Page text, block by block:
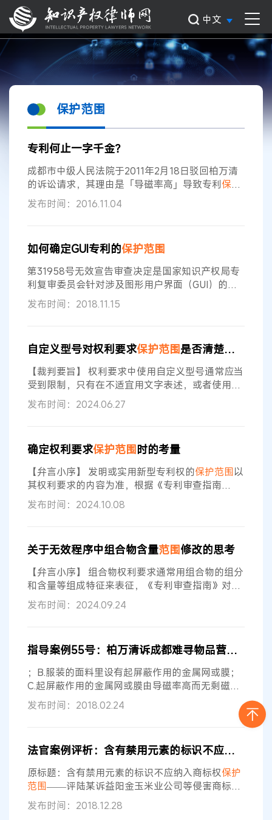
中文
保护范围
专利何止一字千金？
成都市中级人民法院于2011年2月18日驳回柏万清
的诉讼请求，其理由是「导磁率高」导致专利保护
范围不清楚。宣判后，柏万清提起上诉。四川省高
级人民法院于2011年10月24日驳回柏万清上诉，维
请，理由还是「导磁率高」导致专利
楚。 在最高人民法院第11批第55号指导案例的解释
中，最高人民法院确立了
发布时间：2016.11.04
如何确定GUI专利的保护范围
第31958号无效宣告审查决定是国家知识产权局专
利复审委员会针对涉及图形用户界面（GUI）的外
观设计专利作出的首例无效宣告审查决定，该案主
要涉及两个争议焦点，一是不同版本应用软件公开
中的常见及疑难问题，该案中主要体现在如何结合
举证情况，综合分析应用软件标注日期的应有之
义；对于后者，与常见的实体产品外观设计
发布时间：2018.11.15
自定义型号对权利要求保护范围是否清楚的影响
【裁判要旨】 权利要求中使用自定义型号通常应当
受到限制，只有在不适宜用文字表述，或者使用自
定义型号比使用文字表述更加清楚、简要的情况下
才应允许使用，且该型号的特定含义必须能够从权
【关键词】 行政 发明专利申请驳回复审 权利要求
保护范围 清楚 自定义型号 【基本案情】 李某飞系
申请号
发布时间：2024.06.27
确定权利要求保护范围时的考量
【弁言小序】 发明或实用新型专利权的保护范围以
其权利要求的内容为准，根据《专利审查指南
（2023）》（下称审查指南）实质审查部分中规
定，权利要求的 保护范围
下，如果说明书中指明了某词具有特定的含义，并
且使用了该词的权利要求的保护范围由于说明书中
对该词的说明而被限定得足够清楚，这种情况也是
允许
发布时间：2024.10.08
关于无效程序中组合物含量范围修改的思考
【弁言小序】 组合物权利要求通常用组合物的组分
和含量等组成特征来表征，《专利审查指南》对组
合物权利要求中组分和含量的限定作出明确规定，
若违反该规定则权利要求
求的修改时机和方式具有严格的限制，不仅应当符
合专利法第三十三条和专利法实施细则第七十三条
的规定，还应当满足《专利审查指南》中对无效阶
段
发布时间：2024.09.24
指导案例55号：柏万清诉成都难寻物品营销服务中心等侵害实用新型专利权纠纷案
；B.服装的面料里设有起屏蔽作用的金属网或膜；
C.起屏蔽作用的金属网或膜由导磁率高而无剩磁的
金属细丝或者金属粉末构成。该专利说明书载明，
该专利的目的是提供一种成本低、
宽和效
果好的防电磁污染服。其特征在于所述服装在面料
末构成的起屏蔽保护作用的金属网或膜。所述金属
细丝可用市售5到8丝的铜丝等，所述金属粉末可用
如软铁粉末等。附图1、2表明，防护服是在
发布时间：2018.02.24
法官案例评析：含有禁用元素的标识不应纳入商标权
原标题：含有禁用元素的标识不应纳入商标权保护
范围——评陆某诉益阳金玉米业公司等侵害商标权
纠纷案 （福建省高级人民法院 蔡伟） 【案情简
介】 原告陆某系“中樺龍”文字商标的权利人，核定
发布时间：2018.12.28